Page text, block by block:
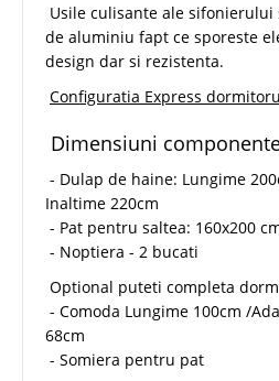
Usile culisante ale
de aluminiu fapt ce sporeste
design dar si rezistenta.
Configuratia Express
Dimensiuni
- Dulap de haine: Lungime
Inaltime 220cm
- Pat pentru saltea: 160x200
- Noptiera - 2 bucati
Optional puteti completa
- Comoda Lungime 100cm /
68cm
- Somiera pentru pat